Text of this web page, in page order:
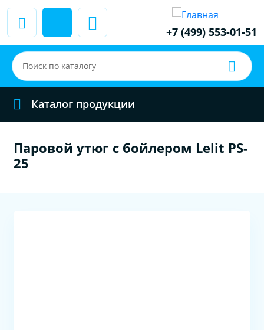
+7 (499) 553-01-51
Каталог продукции
Паровой утюг с бойлером Lelit PS-
25